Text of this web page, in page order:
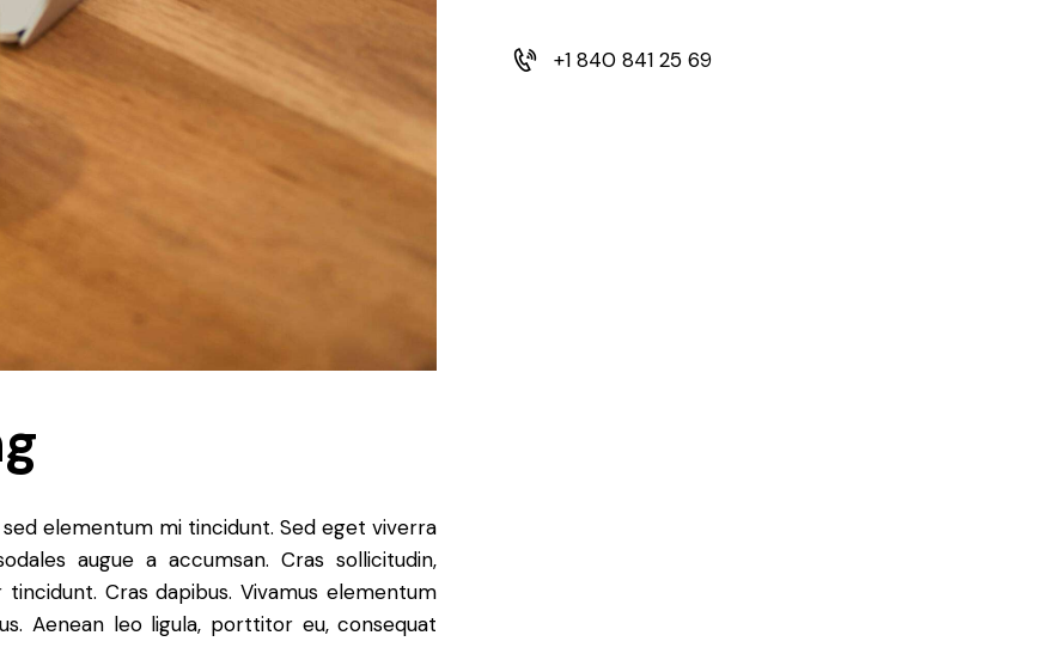
elementum mi tincidunt. Sed eget viverra
augue a accumsan. Cras sollicitudin,
Cras dapibus. Vivamus elementum
Aenean leo ligula, porttitor eu, consequat
+1 840 841 25 69